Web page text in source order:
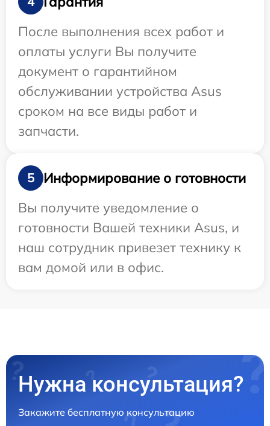
После выполнения всех работ и
оплаты услуги Вы получите
документ о гарантийном
обслуживании устройства Asus
сроком на все виды работ и
запчасти.
5
Информирование о готовности
Вы получите уведомление о
готовности Вашей техники Asus, и
наш сотрудник привезет технику к
вам домой или в офис.
Нужна консультация?
Закажите бесплатную консультацию